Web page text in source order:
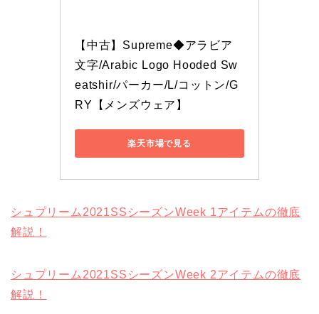
【中古】Supreme◆アラビア
文字/Arabic Logo Hooded Sw
eatshir/パーカー/L/コットン/G
RY【メンズウェア】
楽天市場で見る
シュプリーム2021SSシーズンWeek 1アイテムの徹底
解説！
シュプリーム2021SSシーズンWeek 2アイテムの徹底
解説！